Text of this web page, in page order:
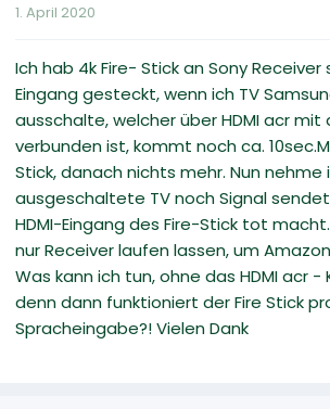
e
t
m
1. April 2020
Ich hab 4k Fire- Stick an Sony Receiver
Eingang gesteckt, wenn ich TV
ausschalte, welcher über HDMI acr mit
verbunden ist, kommt noch ca.
Stick, danach nichts mehr. Nun nehme
ausgeschaltete TV noch Signal
HDMI-Eingang des Fire-Stick tot
nur Receiver laufen lassen, um
Was kann ich tun, ohne das HDMI acr -
denn dann funktioniert der Fire Stick
Spracheingabe?! Vielen Dank